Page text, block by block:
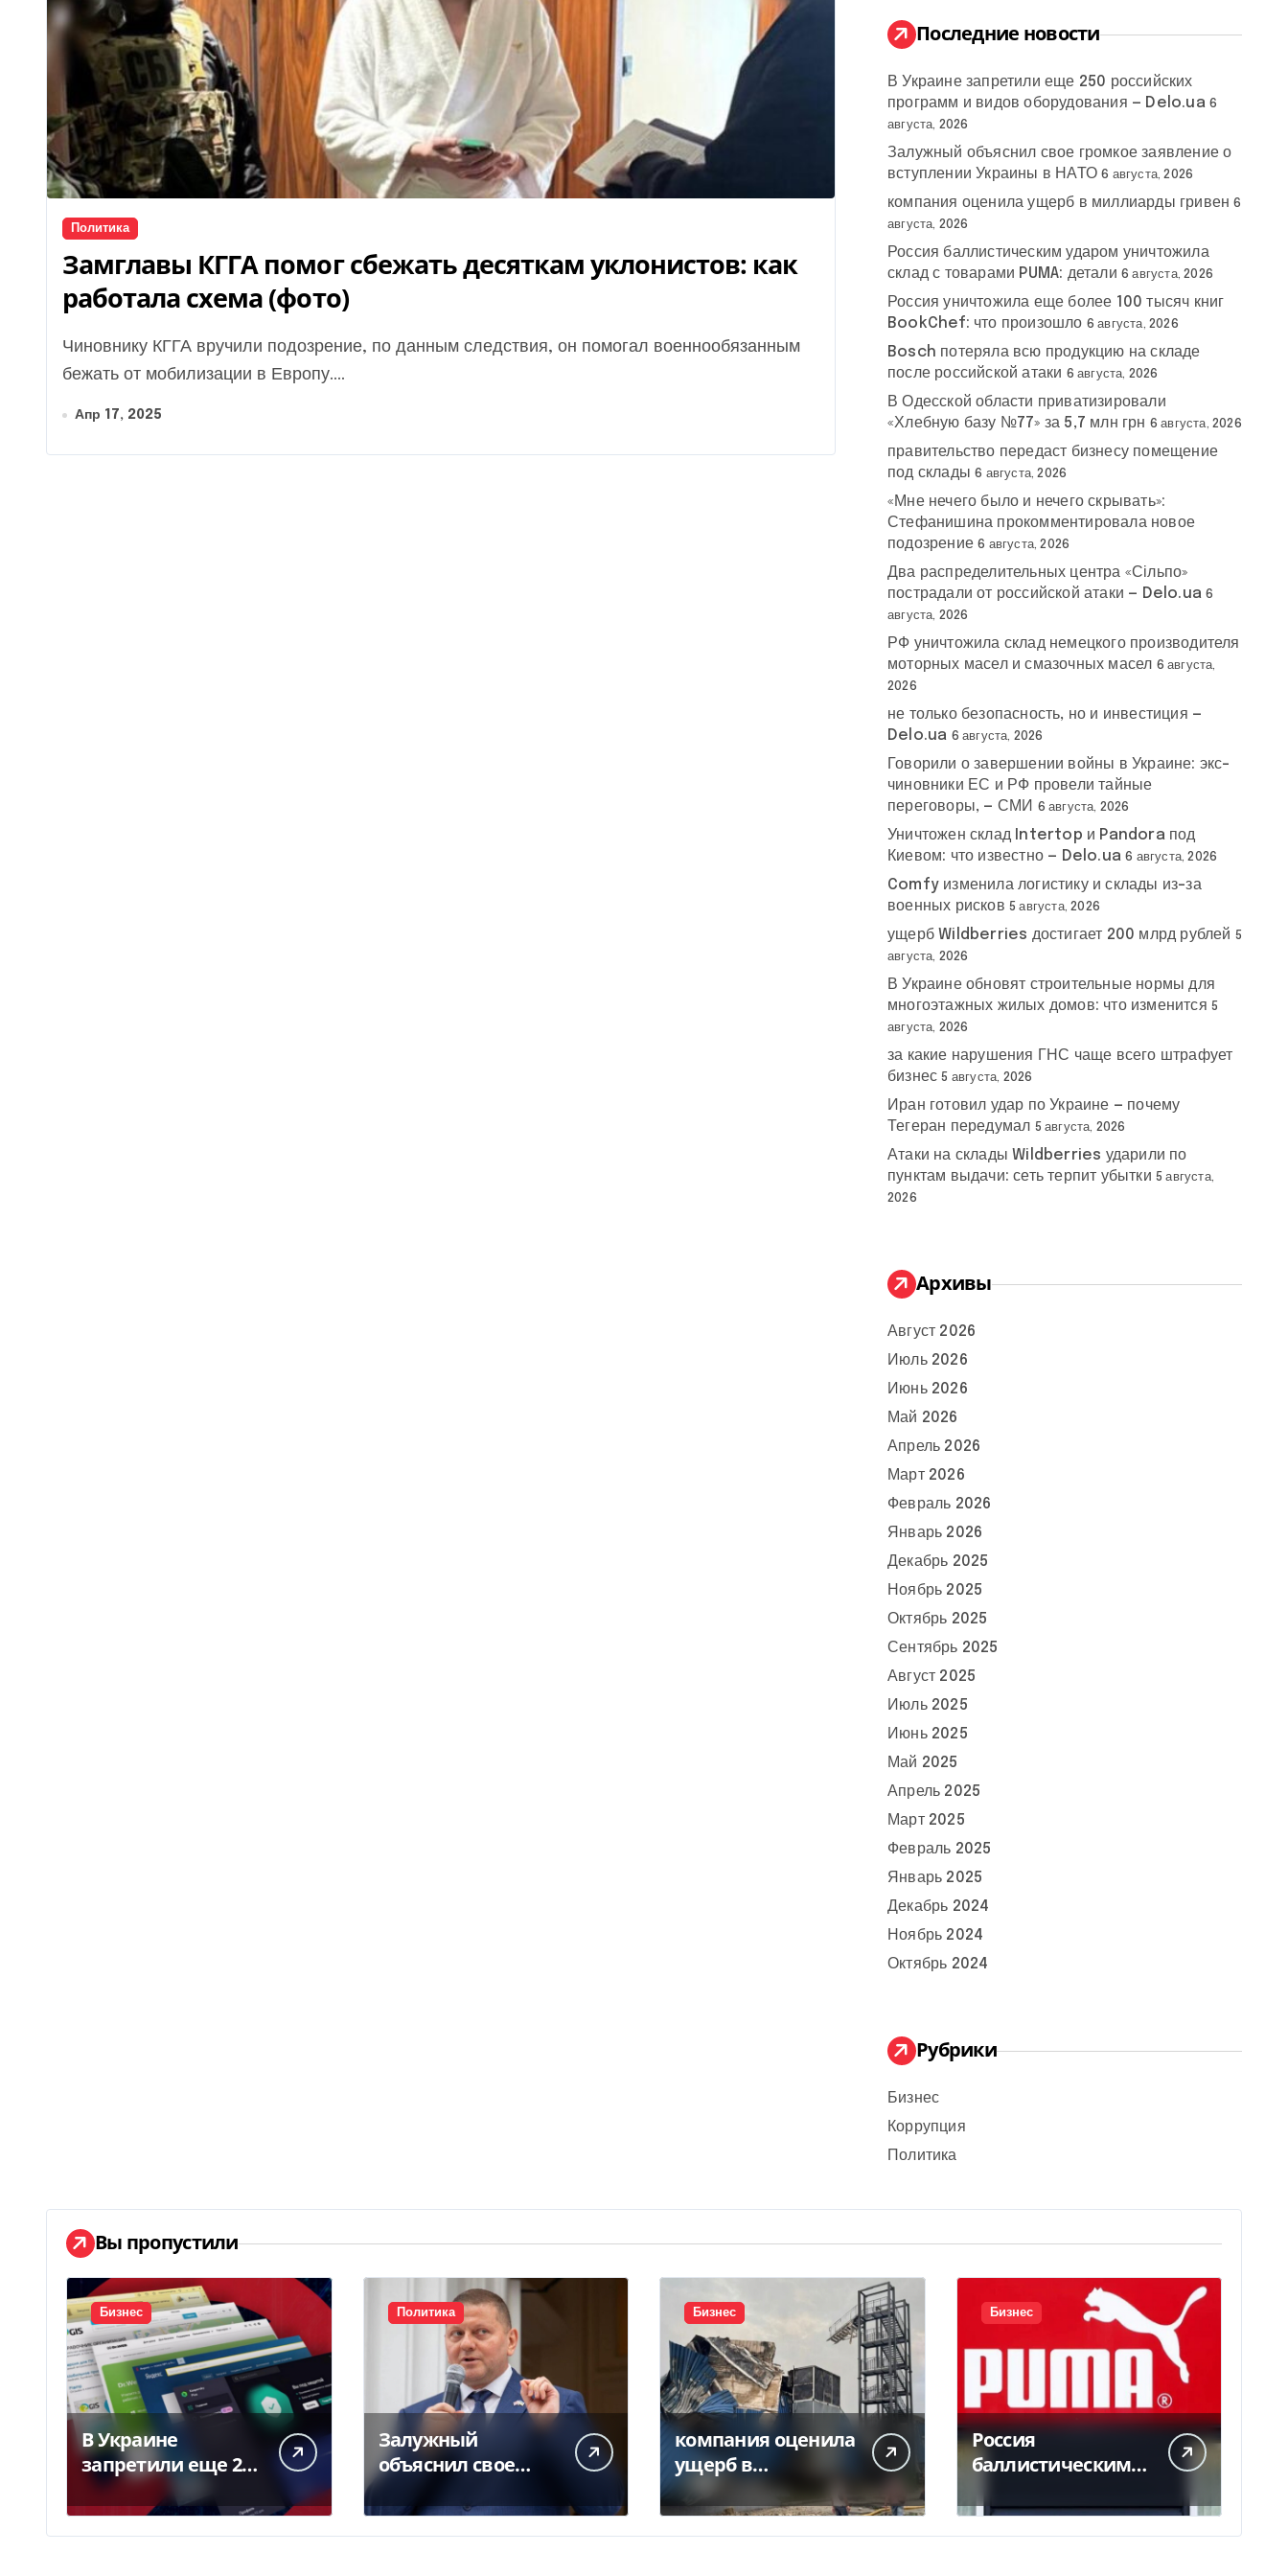
Политика
Замглавы КГГА помог сбежать десяткам уклонистов: как
работала схема (фото)
Чиновнику КГГА вручили подозрение, по данным следствия, он помогал военнообязанным
бежать от мобилизации в Европу....
Апр 17, 2025
:
Последние новости
В Украине запретили еще 250 российских
программ и видов оборудования — Delo.ua 6
августа, 2026
Залужный объяснил свое громкое заявление о
вступлении Украины в НАТО 6 августа, 2026
компания оценила ущерб в миллиарды гривен 6
августа, 2026
Россия баллистическим ударом уничтожила
склад с товарами PUMA: детали 6 августа, 2026
Россия уничтожила еще более 100 тысяч книг
BookChef: что произошло 6 августа, 2026
Bosch потеряла всю продукцию на складе
после российской атаки 6 августа, 2026
В Одесской области приватизировали
«Хлебную базу №77» за 5,7 млн грн 6 августа, 2026
правительство передаст бизнесу помещение
под склады 6 августа, 2026
«Мне нечего было и нечего скрывать»:
Стефанишина прокомментировала новое
подозрение 6 августа, 2026
Два распределительных центра «Сільпо»
пострадали от российской атаки — Delo.ua 6
августа, 2026
РФ уничтожила склад немецкого производителя
моторных масел и смазочных масел 6 августа,
2026
не только безопасность, но и инвестиция —
Delo.ua 6 августа, 2026
Говорили о завершении войны в Украине: экс-
чиновники ЕС и РФ провели тайные
переговоры, — СМИ
6 августа, 2026
Уничтожен склад Intertop и Pandora под
Киевом: что известно — Delo.ua 6 августа, 2026
Comfy изменила логистику и склады из-за
военных рисков 5 августа, 2026
ущерб Wildberries достигает 200 млрд рублей 5
августа, 2026
В Украине обновят строительные нормы для
многоэтажных жилых домов: что изменится 5
августа, 2026
за какие нарушения ГНС чаще всего штрафует
бизнес 5 августа, 2026
Иран готовил удар по Украине — почему
Тегеран передумал 5 августа, 2026
Атаки на склады Wildberries ударили по
пунктам выдачи: сеть терпит убытки 5 августа,
2026
Архивы
Август 2026
Июль 2026
Июнь 2026
Май 2026
Апрель 2026
Март 2026
Февраль 2026
Январь 2026
Декабрь 2025
Ноябрь 2025
Октябрь 2025
Сентябрь 2025
Август 2025
Июль 2025
Июнь 2025
Май 2025
Апрель 2025
Март 2025
Февраль 2025
Январь 2025
Декабрь 2024
Ноябрь 2024
Октябрь 2024
Рубрики
Бизнес
Коррупция
Политика
Вы пропустили
Бизнес
В Украине
запретили еще 250
российских
программ и видов
оборудования —
Политика
Залужный
объяснил свое
громкое
заявление о
вступлении
Бизнес
компания оценила
ущерб в
миллиарды
гривен
Бизнес
Россия
баллистическим
уничтожила склад
с товарами PUMA: